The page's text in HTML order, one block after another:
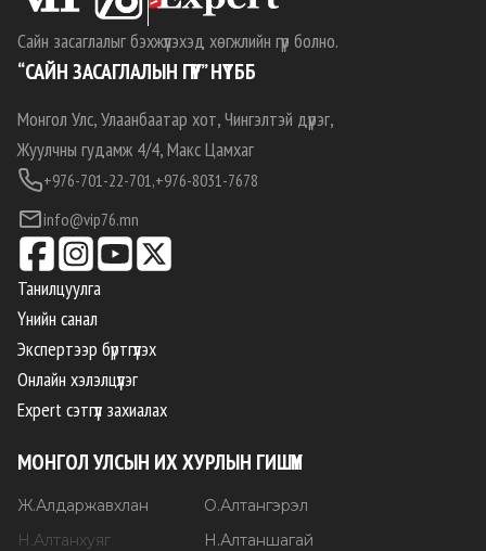
Сайн засаглалыг бэхжүүлэхэд хөгжлийн гүүр болно.
“САЙН ЗАСАГЛАЛЫН ГҮҮР” НҮТББ
Монгол Улс, Улаанбаатар хот, Чингэлтэй дүүрэг,
Жуулчны гудамж 4/4, Макс Цамхаг
+976-701-22-701,+976-8031-7678
info@vip76.mn
Танилцуулга
Үнийн санал
Экспертээр бүртгүүлэх
Онлайн хэлэлцүүлэг
Expert сэтгүүл захиалах
МОНГОЛ УЛСЫН ИХ ХУРЛЫН ГИШҮҮН
Ж.Алдаржавхлан О.Алтангэрэл
Н.Алтанхуяг Н.Алтаншагай